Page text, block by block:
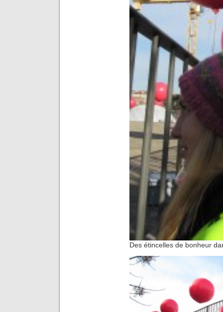
Des étincelles de bonheur